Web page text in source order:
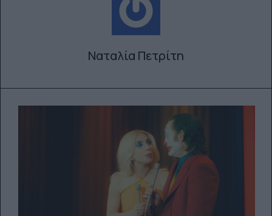
Ναταλία Πετρίτη